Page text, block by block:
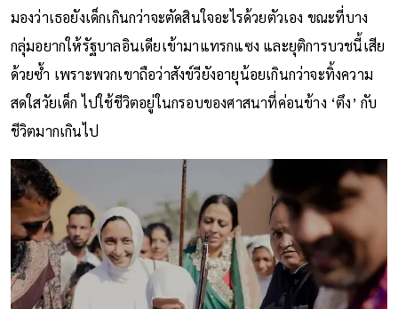
มองว่าเธอยังเด็กเกินกว่าจะตัดสินใจอะไรด้วยตัวเอง ขณะที่บาง
กลุ่มอยากให้รัฐบาลอินเดียเข้ามาแทรกแซง และยุติการบวชนี้เสีย
ด้วยซ้ำ เพราะพวกเขาถือว่าสังข์วียังอายุน้อยเกินกว่าจะทิ้งความ
สดใสวัยเด็ก ไปใช้ชีวิตอยู่ในกรอบของศาสนาที่ค่อนข้าง ‘ตึง’ กับ
ชีวิตมากเกินไป